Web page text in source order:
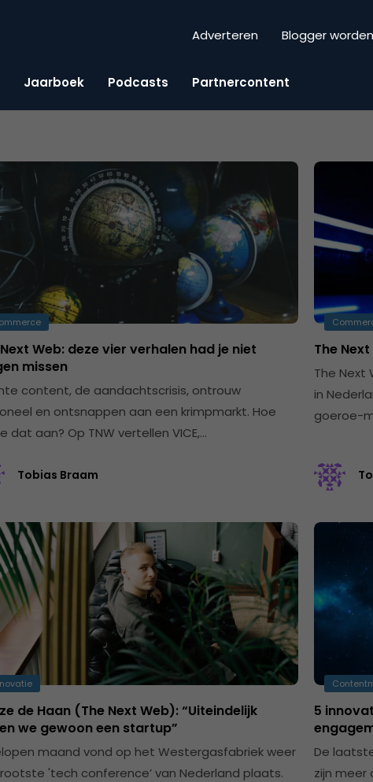
Adverteren Blogger worden
Jaarboek Podcasts Partnercontent
Web: deze vier verhalen had je niet
missen
content, de aandachtscrisis, ontrouw
en ontsnappen aan een krimpmarkt. Hoe
dat aan? Op TNW vertellen VICE,…
Tobias Braam
The
The Next
in
goeroe-
de Haan (The Next Web): “Uiteindelijk
we gewoon een startup”
maand vond op het Westergasfabriek weer
'tech conference’ van Nederland plaats.
5
De
zijn meer